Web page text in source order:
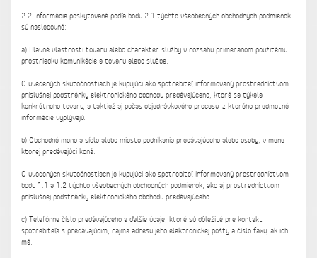
2.2 Informácie poskytované podľa bodu 2.1 týchto všeobecných obchodných podmienok
sú nasledovné:
a) Hlavné vlastnosti tovaru alebo charakter služby v rozsahu primeranom použitému
prostriedku komunikácie a tovaru alebo službe.
O uvedených skutočnostiach je kupujúci ako spotrebiteľ informovaný prostredníctvom
príslušnej podstránky elektronického obchodu predávajúceho, ktorá sa týkala
konkrétneho tovaru, a taktiež aj počas objednávkového procesu, z ktorého predmetné
informácie vyplývajú.
b) Obchodné meno a sídlo alebo miesto podnikania predávajúceho alebo osoby, v mene
ktorej predávajúci koná.
O uvedených skutočnostiach je kupujúci ako spotrebiteľ informovaný prostredníctvom
bodu 1.1 a 1.2 týchto všeobecných obchodných podmienok, ako aj prostredníctvom
príslušnej podstránky elektronického obchodu predávajúceho.
c) Telefónne číslo predávajúceho a ďalšie údaje, ktoré sú dôležité pre kontakt
spotrebiteľa s predávajúcim, najmä adresu jeho elektronickej pošty a číslo faxu, ak ich
má.